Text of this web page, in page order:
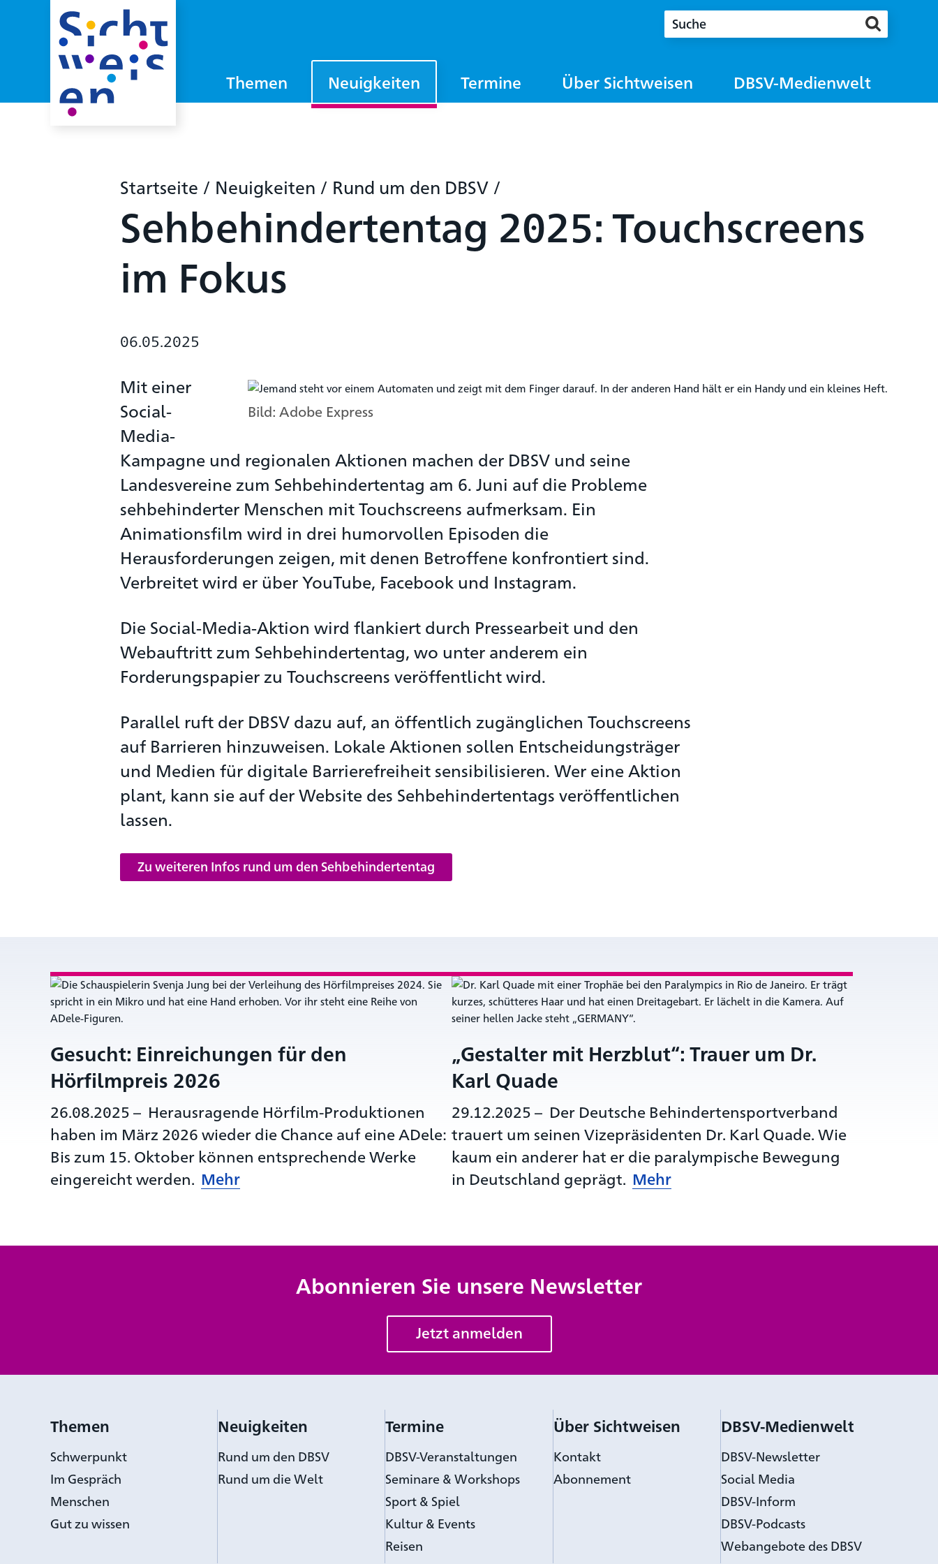
Themen Neuigkeiten Termine Über Sichtweisen DBSV-Medienwelt
Startseite / Neuigkeiten / Rund um den DBSV /
Sehbehindertentag 2025: Touchscreens
im Fokus
06.05.2025
Bild: Adobe Express
Mit einer
Social-
Media-
Kampagne und regionalen Aktionen machen der DBSV und seine
Landesvereine zum Sehbehindertentag am 6. Juni auf die Probleme
sehbehinderter Menschen mit Touchscreens aufmerksam. Ein
Animationsfilm wird in drei humorvollen Episoden die
Herausforderungen zeigen, mit denen Betroffene konfrontiert sind.
Verbreitet wird er über YouTube, Facebook und Instagram.
Die Social-Media-Aktion wird flankiert durch Pressearbeit und den
Webauftritt zum Sehbehindertentag, wo unter anderem ein
Forderungspapier zu Touchscreens veröffentlicht wird.
Parallel ruft der DBSV dazu auf, an öffentlich zugänglichen Touchscreens
auf Barrieren hinzuweisen. Lokale Aktionen sollen Entscheidungsträger
und Medien für digitale Barrierefreiheit sensibilisieren. Wer eine Aktion
plant, kann sie auf der Website des Sehbehindertentags veröffentlichen
lassen.
Zu weiteren Infos rund um den Sehbehindertentag
Gesucht: Einreichungen für den
Hörfilmpreis 2026
26.08.2025 – Herausragende Hörfilm-Produktionen
haben im März 2026 wieder die Chance auf eine ADele:
Bis zum 15. Oktober können entsprechende Werke
eingereicht werden. Mehr
„Gestalter mit Herzblut“: Trauer um Dr.
Karl Quade
29.12.2025 – Der Deutsche Behindertensportverband
trauert um seinen Vizepräsidenten Dr. Karl Quade. Wie
kaum ein anderer hat er die paralympische Bewegung
in Deutschland geprägt. Mehr
Abonnieren Sie unsere Newsletter
Jetzt anmelden
Themen
Schwerpunkt
Im Gespräch
Menschen
Gut zu wissen
Neuigkeiten
Rund um den DBSV
Rund um die Welt
Termine
DBSV-Veranstaltungen
Seminare & Workshops
Sport & Spiel
Kultur & Events
Reisen
Über Sichtweisen
Kontakt
Abonnement
DBSV-Medienwelt
DBSV-Newsletter
Social Media
DBSV-Inform
DBSV-Podcasts
Webangebote des DBSV